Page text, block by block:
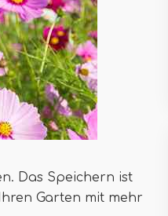
Das Speichern ist
Garten mit mehr